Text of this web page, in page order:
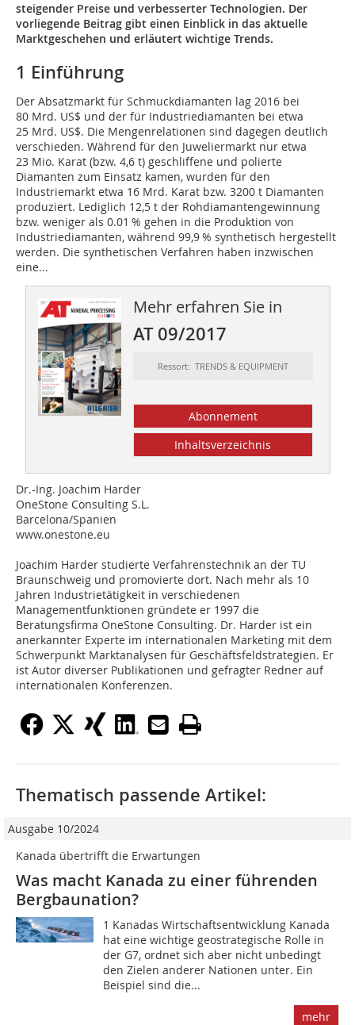
steigender Preise und verbesserter Technologien. Der
vorliegende Beitrag gibt einen Einblick in das aktuelle
Marktgeschehen und erläutert wichtige Trends.
1 Einführung
Der Absatzmarkt für Schmuckdiamanten lag 2016 bei
80 Mrd. US$ und der für Industriediamanten bei etwa
25 Mrd. US$. Die Mengenrelationen sind dagegen deutlich
verschieden. Während für den Juweliermarkt nur etwa
23 Mio. Karat (bzw. 4,6 t) geschliffene und polierte
Diamanten zum Einsatz kamen, wurden für den
Industriemarkt etwa 16 Mrd. Karat bzw. 3200 t Diamanten
produziert. Lediglich 12,5 t der Rohdiamantengewinnung
bzw. weniger als 0.01 % gehen in die Produktion von
Industriediamanten, während 99,9 % synthetisch hergestellt
werden. Die synthetischen Verfahren haben inzwischen
eine...
Mehr erfahren Sie in
AT 09/2017
Ressort: TRENDS & EQUIPMENT
Abonnement
Inhaltsverzeichnis
Dr.-Ing. Joachim Harder
OneStone Consulting S.L.
Barcelona/Spanien
www.onestone.eu
Joachim Harder studierte Verfahrenstechnik an der TU
Braunschweig und promovierte dort. Nach mehr als 10
Jahren Industrietätigkeit in verschiedenen
Managementfunktionen gründete er 1997 die
Beratungsfirma OneStone Consulting. Dr. Harder ist ein
anerkannter Experte im internationalen Marketing mit dem
Schwerpunkt Marktanalysen für Geschäftsfeldstrategien. Er
ist Autor diverser Publikationen und gefragter Redner auf
internationalen Konferenzen.
Thematisch passende Artikel:
Ausgabe 10/2024
Kanada übertrifft die Erwartungen
Was macht Kanada zu einer führenden
Bergbaunation?
1 Kanadas Wirtschaftsentwicklung Kanada
hat eine wichtige geostrategische Rolle in
der G7, ordnet sich aber nicht unbedingt
den Zielen anderer Nationen unter. Ein
Beispiel sind die...
mehr